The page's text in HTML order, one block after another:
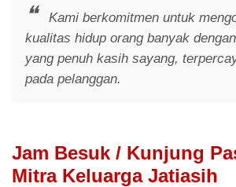
Kami berkomitmen untuk
kualitas hidup orang banyak
yang penuh kasih sayang,
pada pelanggan.
Jam Besuk / Kunjung
Mitra Keluarga Jatiasih